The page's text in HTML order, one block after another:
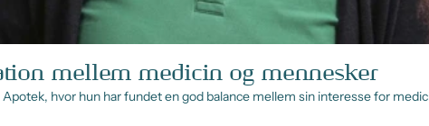
mellem medicin og mennesker
hvor hun har fundet en god balance mellem sin interesse for